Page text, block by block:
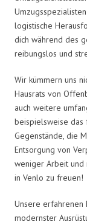
logistische
dich während des
reibungslos und
Wir kümmern uns
Hausrats von
auch weitere
beispielsweise das
Gegenstände, die
Entsorgung von
weniger Arbeit und
in Venlo zu freuen!
Unsere erfahrenen
modernster